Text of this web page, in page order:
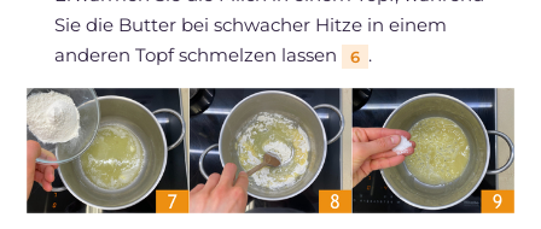
Sie die Butter bei schwacher Hitze in einem
anderen Topf schmelzen lassen
6 .